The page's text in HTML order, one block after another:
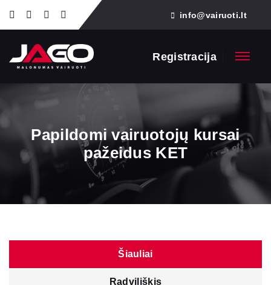
info@vairuoti.lt
Registracija
Papildomi vairuotojų kursai
pažeidus KET
Šiauliai
Radviliškis